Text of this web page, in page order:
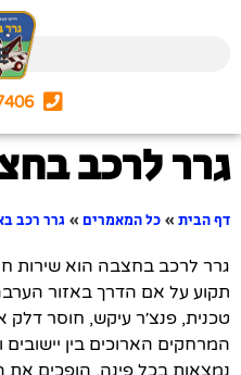
גרר לרכב
דף הבית » כל המאמרים » גרר רכב
גרר לרכב בחצבה הוא שירות
תקוע על אם הדרך באזור
טכנית, פנצ׳ר עיקש, חוסר דלק
המרחקים הארוכים בין